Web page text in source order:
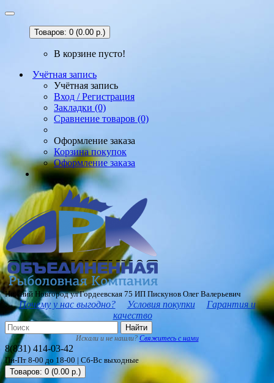
Товаров: 0 (0.00 р.)
В корзине пусто!
Учётная запись
Учётная запись
Вход / Регистрация
Закладки (0)
Сравнение товаров (0)
Оформление заказа
Корзина покупок
Оформление заказа
Нижний Новгород ул Гордеевская 75 ИП Пискунов Олег Валерьевич
Почему у нас выгодно? Условия покупки
Гарантия и
качество
Найти
Искали и не нашли? Свяжитесь с нами
8(831) 414-03-42
Пн-Пт 8-00 до 18-00 | Сб-Вс выходные
Товаров: 0 (0.00 р.)